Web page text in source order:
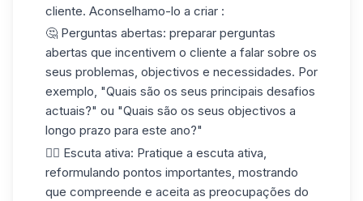
cliente. Aconselhamo-lo a criar :
🤔 Perguntas abertas: preparar perguntas
abertas que incentivem o cliente a falar sobre os
seus problemas, objectivos e necessidades. Por
exemplo, "Quais são os seus principais desafios
actuais?" ou "Quais são os seus objectivos a
longo prazo para este ano?"
👂🏻 Escuta ativa: Pratique a escuta ativa,
reformulando pontos importantes, mostrando
que compreende e aceita as preocupações do